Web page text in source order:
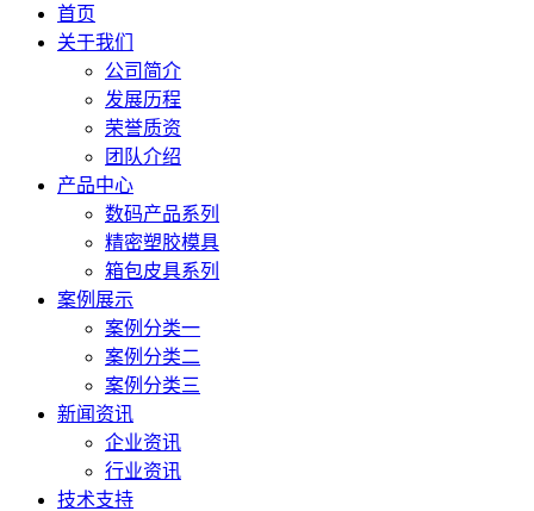
首页
关于我们
公司简介
发展历程
荣誉质资
团队介绍
产品中心
数码产品系列
精密塑胶模具
箱包皮具系列
案例展示
案例分类一
案例分类二
案例分类三
新闻资讯
企业资讯
行业资讯
技术支持